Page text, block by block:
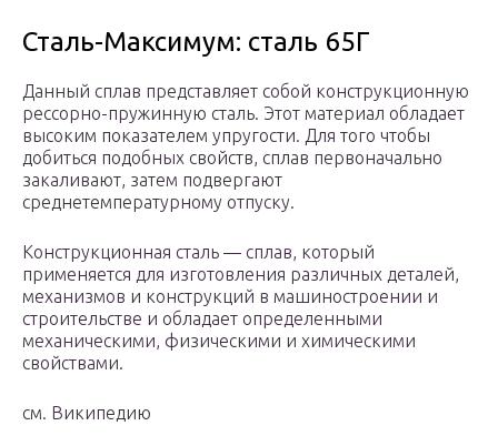
Сталь-Максимум: cталь 65Г
Данный сплав представляет собой конструкционную
рессорно-пружинную сталь. Этот материал обладает
высоким показателем упругости. Для того чтобы
добиться подобных свойств, сплав первоначально
закаливают, затем подвергают
среднетемпературному отпуску.
Конструкционная сталь — сплав, который
применяется для изготовления различных деталей,
механизмов и конструкций в машиностроении и
строительстве и обладает определенными
механическими, физическими и химическими
свойствами.
см. Википедию